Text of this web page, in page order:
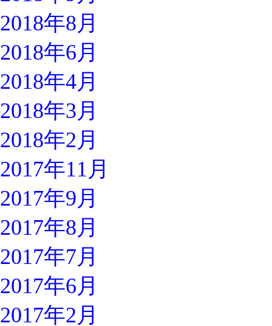
2018年8月
2018年6月
2018年4月
2018年3月
2018年2月
2017年11月
2017年9月
2017年8月
2017年7月
2017年6月
2017年2月